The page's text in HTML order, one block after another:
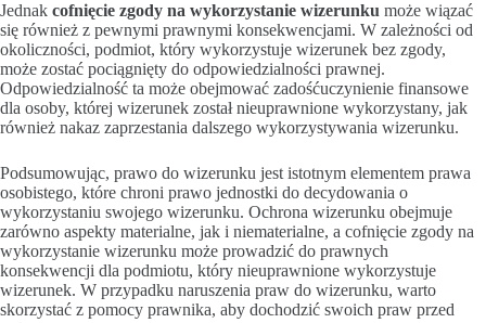
Jednak cofnięcie zgody na wykorzystanie wizerunku może wiązać
się również z pewnymi prawnymi konsekwencjami. W zależności od
okoliczności, podmiot, który wykorzystuje wizerunek bez zgody,
może zostać pociągnięty do odpowiedzialności prawnej.
Odpowiedzialność ta może obejmować zadośćuczynienie finansowe
dla osoby, której wizerunek został nieuprawnione wykorzystany, jak
również nakaz zaprzestania dalszego wykorzystywania wizerunku.
Podsumowując, prawo do wizerunku jest istotnym elementem prawa
osobistego, które chroni prawo jednostki do decydowania o
wykorzystaniu swojego wizerunku. Ochrona wizerunku obejmuje
zarówno aspekty materialne, jak i niematerialne, a cofnięcie zgody na
wykorzystanie wizerunku może prowadzić do prawnych
konsekwencji dla podmiotu, który nieuprawnione wykorzystuje
wizerunek. W przypadku naruszenia praw do wizerunku, warto
skorzystać z pomocy prawnika, aby dochodzić swoich praw przed